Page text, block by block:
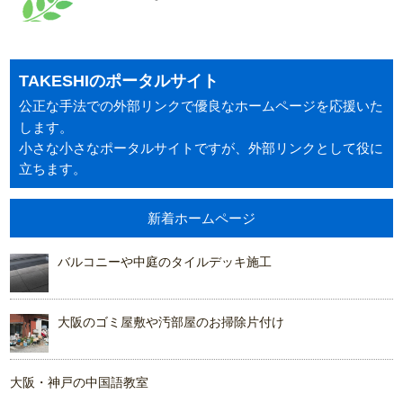
TAKESHIのポータルサイト
公正な手法での外部リンクで優良なホームページを応援いた
します。
小さな小さなポータルサイトですが、外部リンクとして役に
立ちます。
新着ホームページ
バルコニーや中庭のタイルデッキ施工
大阪のゴミ屋敷や汚部屋のお掃除片付け
大阪・神戸の中国語教室